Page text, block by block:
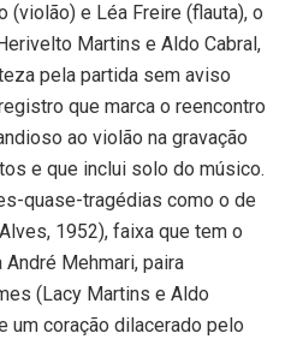
(violão) e Léa Freire (flauta), o
Martins e Aldo Cabral,
pela partida sem aviso
que marca o reencontro
ao violão na gravação
e que inclui solo do músico.
quase-tragédias como o de
1952), faixa que tem o
Mehmari, paira
(Lacy Martins e Aldo
um coração dilacerado pelo